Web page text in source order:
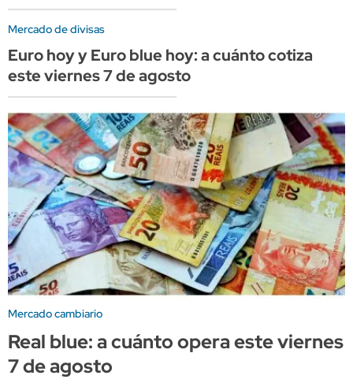
Mercado de divisas
Euro hoy y Euro blue hoy: a cuánto cotiza
este viernes 7 de agosto
Mercado cambiario
Real blue: a cuánto opera este viernes
7 de agosto